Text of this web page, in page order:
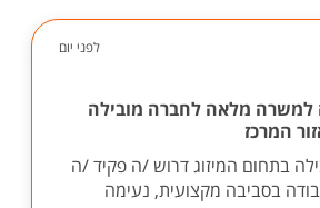
לפני יום
למשרה מלאה לחברה מובילה
המרכז
בתחום המיזוג דרוש /ה פקיד /ה
בסביבה מקצועית, נעימה